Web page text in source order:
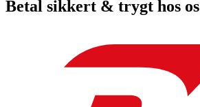
uoriginalt
Betal sikkert & trygt hos os